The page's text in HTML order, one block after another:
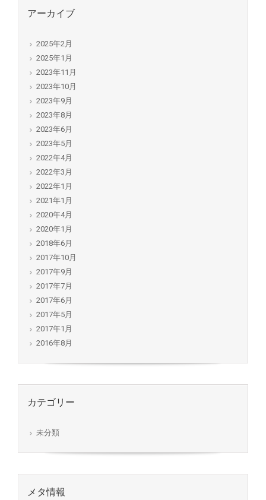
アーカイブ
2025年2月
2025年1月
2023年11月
2023年10月
2023年9月
2023年8月
2023年6月
2023年5月
2022年4月
2022年3月
2022年1月
2021年1月
2020年4月
2020年1月
2018年6月
2017年10月
2017年9月
2017年7月
2017年6月
2017年5月
2017年1月
2016年8月
カテゴリー
未分類
メタ情報